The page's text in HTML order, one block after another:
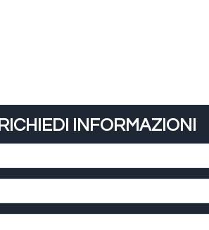
RICHIEDI INFORMAZIONI